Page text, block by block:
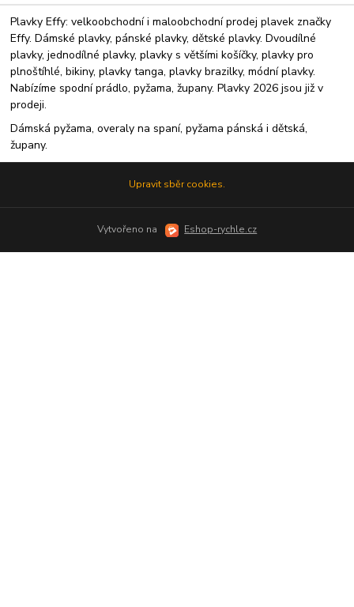
Plavky Effy: velkoobchodní i maloobchodní prodej plavek značky
Effy. Dámské plavky, pánské plavky, dětské plavky. Dvoudílné
plavky, jednodílné plavky, plavky s většími košíčky, plavky pro
plnoštíhlé, bikiny, plavky tanga, plavky brazilky, módní plavky.
Nabízíme spodní prádlo, pyžama, župany. Plavky 2026 jsou již v
prodeji.
Dámská pyžama, overaly na spaní, pyžama pánská i dětská,
župany.
Upravit sběr cookies.
Vytvořeno na Eshop-rychle.cz